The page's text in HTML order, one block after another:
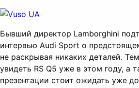
Бывший директор Lamborghini
интервью Audi Sport о
не раскрывая никаких деталей.
увидеть RS Q5 уже в этом году, а
презентации стоит ожидать уже